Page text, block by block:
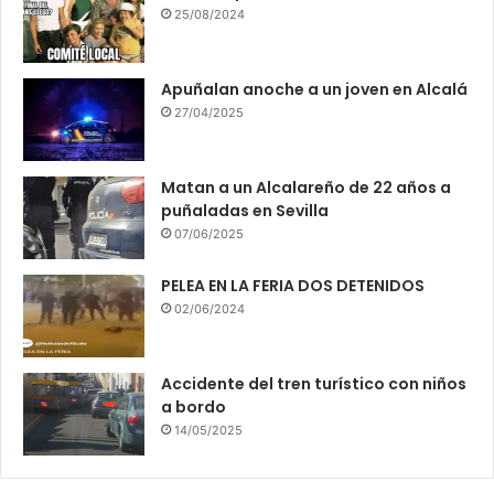
25/08/2024
Apuñalan anoche a un joven en Alcalá
27/04/2025
Matan a un Alcalareño de 22 años a
puñaladas en Sevilla
07/06/2025
PELEA EN LA FERIA DOS DETENIDOS
02/06/2024
Accidente del tren turístico con niños
a bordo
14/05/2025